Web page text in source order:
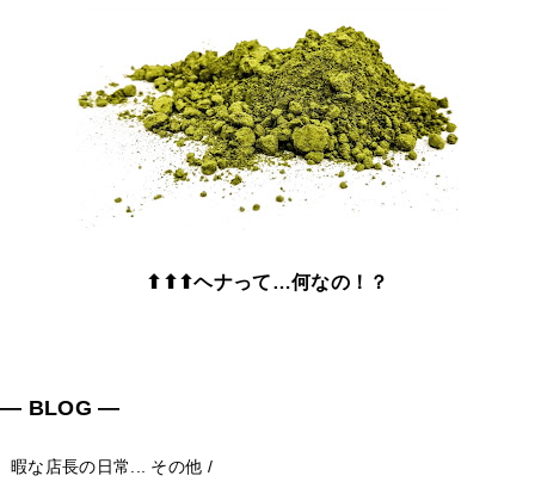
⬆⬆⬆ヘナって…何なの！？
― BLOG ―
暇な店長の日常... その他 /